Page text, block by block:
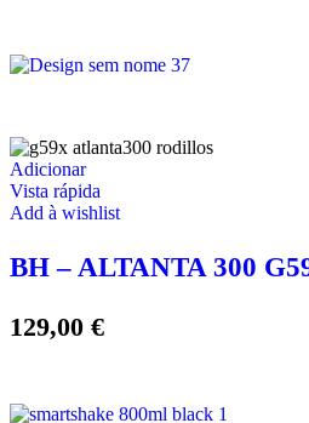
Adicionar
Vista rápida
Add à wishlist
BH – ALTANTA 300
129,00 €